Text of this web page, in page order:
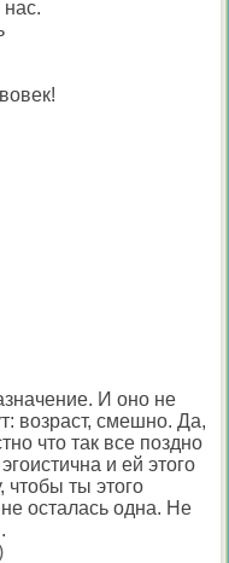
нас.
И оно не
возраст, смешно. Да,
что так все поздно
и ей этого
чтобы ты этого
осталась одна. Не